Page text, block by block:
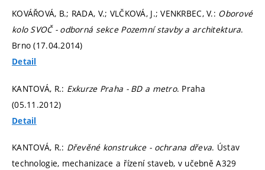
KOVÁŘOVÁ, B.; RADA, V.; VLČKOVÁ, J.; VENKRBEC, V.: Oborové
kolo SVOČ - odborná sekce Pozemní stavby a architektura.
Brno (17.04.2014)
Detail
KANTOVÁ, R.: Exkurze Praha - BD a metro. Praha
(05.11.2012)
Detail
KANTOVÁ, R.: Dřevěné konstrukce - ochrana dřeva. Ústav
technologie, mechanizace a řízení staveb, v učebně A329